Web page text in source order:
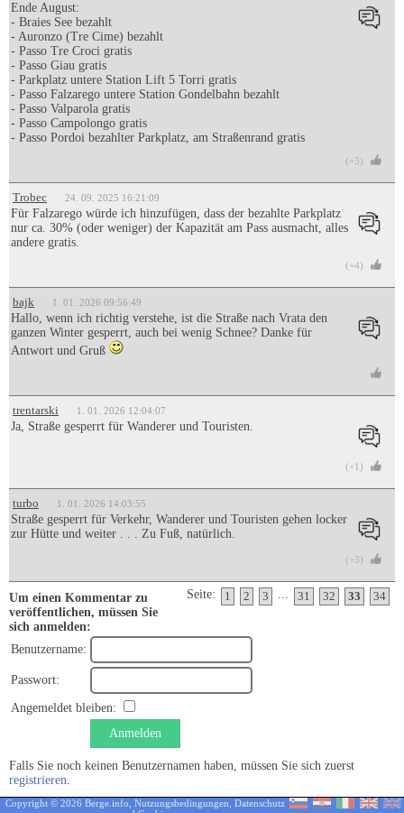
Ende August:
- Braies See bezahlt
- Auronzo (Tre Cime) bezahlt
- Passo Tre Croci gratis
- Passo Giau gratis
- Parkplatz untere Station Lift 5 Torri gratis
- Passo Falzarego untere Station Gondelbahn bezahlt
- Passo Valparola gratis
- Passo Campolongo gratis
- Passo Pordoi bezahlter Parkplatz, am Straßenrand gratis
(+3)
Trobec 24. 09. 2025 16:21:09
Für Falzarego würde ich hinzufügen, dass der bezahlte Parkplatz
nur ca. 30% (oder weniger) der Kapazität am Pass ausmacht, alles
andere gratis.
(+4)
bajk 1. 01. 2026 09:56:49
Hallo, wenn ich richtig verstehe, ist die Straße nach Vrata den
ganzen Winter gesperrt, auch bei wenig Schnee? Danke für
Antwort und Gruß
trentarski 1. 01. 2026 12:04:07
Ja, Straße gesperrt für Wanderer und Touristen.
(+1)
turbo 1. 01. 2026 14:03:55
Straße gesperrt für Verkehr, Wanderer und Touristen gehen locker
zur Hütte und weiter . . . Zu Fuß, natürlich.
(+3)
Seite: 1 2 3 ... 31 32 33 34
Um einen Kommentar zu
veröffentlichen, müssen Sie
sich anmelden:
Benutzername:
Passwort:
Angemeldet bleiben:
Anmelden
Falls Sie noch keinen Benutzernamen haben, müssen Sie sich zuerst
registrieren.
Copyright © 2026 Berge.info, Nutzungsbedingungen Datenschutz